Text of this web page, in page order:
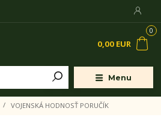
Menu
0
0,00 EUR
VOJENSKÁ HODNOSŤ PORUČÍK